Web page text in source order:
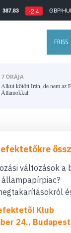
387.83 -2.4 GBP/
FRISS
7 ÓRÁJA
Alkut kötött Irán, de nem az
Államokkal
változások a
Klub
24., Budapest